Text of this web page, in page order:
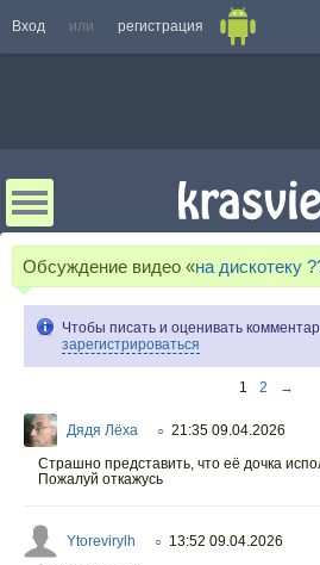
Вход или регистрация
Обсуждение видео «на дискотеку
Чтобы писать и оценивать
зарегистрироваться
1 2 →
Дядя Лёха ○ 21:35 09.04.2026
Страшно представить, что её дочка
Пожалуй откажусь
Ytorevirylh ○ 13:52 09.04.2026